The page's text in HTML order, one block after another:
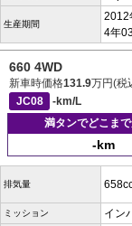
生産期間
2012
4年
660 4WD
新車時価格131.9万円(税
JC08
-km/L
満タンでどこま
-km
排気量
ミッション イン